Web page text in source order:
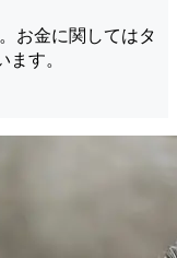
お金に関してはタ
す。